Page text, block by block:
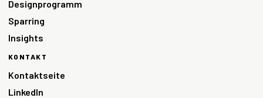
Designprogramm
Sparring
Insights
KONTAKT
Kontaktseite
LinkedIn